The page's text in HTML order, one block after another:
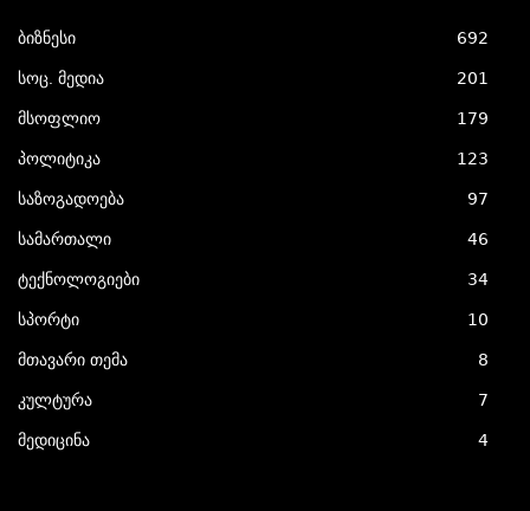
ბიზნესი 692
სოც. მედია 201
მსოფლიო 179
პოლიტიკა 123
საზოგადოება 97
სამართალი 46
ტექნოლოგიები 34
სპორტი 10
მთავარი თემა 8
კულტურა 7
მედიცინა 4